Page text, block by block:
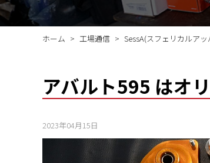
ます。
ホーム 工場通信 SessA(スフェリカルアッ
アバルト595 はオ
2023年04月15日